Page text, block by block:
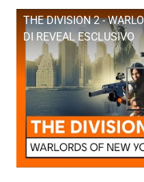
THE DIVISION 2 -
DI REVEAL ESCLUSIVO